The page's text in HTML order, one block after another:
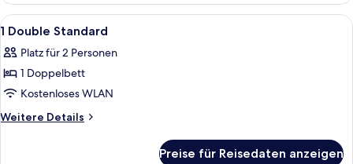
1 King-
Bett
Alle
Fotos
für
1
Double
Standard
Ein modernes Hotelzimmer mit
3
1 Double Standard
Platz für 2 Personen
1 Doppelbett
Kostenloses WLAN
Weitere Details
Weitere
Preise für Reisedaten anzeigen